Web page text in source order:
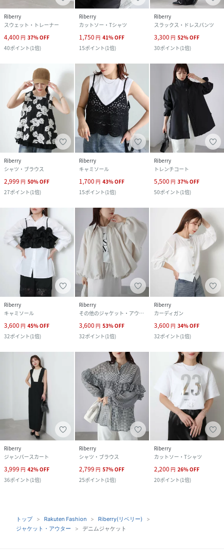
Riberry
スウェット・トレーナー
4,400 円 37%OFF
40ポイント(1倍)
Riberry
カットソー・Tシャツ
1,750 円 41%OFF
15ポイント(1倍)
Riberry
スラックス・ドレスパンツ
3,300 円 52%OFF
30ポイント(1倍)
Riberry
シャツ・ブラウス
2,999 円 50%OFF
27ポイント(1倍)
Riberry
キャミソール
1,700 円 43%OFF
15ポイント(1倍)
Riberry
トレンチコート
5,500 円 37%OFF
50ポイント(1倍)
Riberry
キャミソール
3,600 円 45%OFF
32ポイント(1倍)
Riberry
その他のジャケット・アウター
3,600 円 53%OFF
32ポイント(1倍)
Riberry
カーディガン
3,600 円 34%OFF
32ポイント(1倍)
Riberry
ジャンパースカート
3,999 円 42%OFF
36ポイント(1倍)
Riberry
シャツ・ブラウス
2,799 円 57%OFF
25ポイント(1倍)
Riberry
カットソー・Tシャツ
2,200 円 26%OFF
20ポイント(1倍)
トップ Rakuten Fashion
Riberry(リベリー)
ジャケット・アウター
デニムジャケット